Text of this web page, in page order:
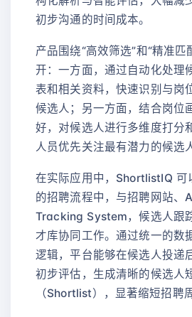
初步沟通的时间成本。
产品围绕“高效筛选”和“精准匹
开：一方面，通过自动化处理
表和相关资料，快速识别与岗
候选人；另一方面，结合岗位
好，对候选人进行多维度打分
人员优先关注最有潜力的候选
在实际应用中，ShortlistIQ 可
的招聘流程中，与招聘网站、
Tracking System，候选人跟
才库协同工作。通过统一的数
逻辑，平台能够在候选人投递
初步评估，生成清晰的候选人
（Shortlist），显著缩短招聘